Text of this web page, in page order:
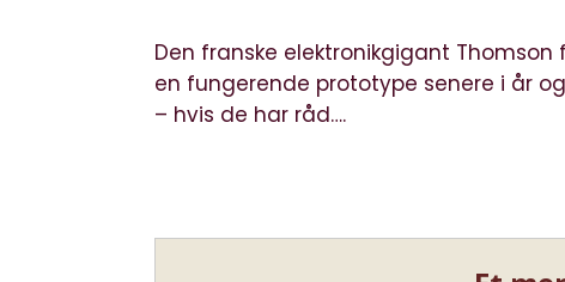
Den franske elektronikgigant Thomson
en fungerende prototype senere i år
– hvis de har råd….